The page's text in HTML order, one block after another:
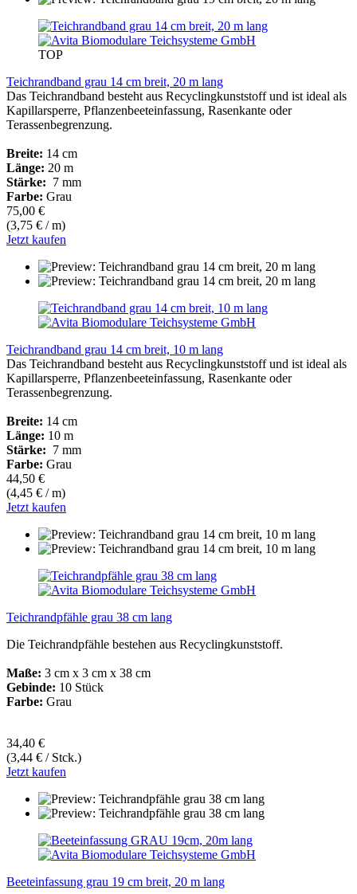
TOP
Teichrandband grau 14 cm breit, 20 m lang
Das Teichrandband besteht aus Recyclingkunststoff und ist ideal als
Kapillarsperre, Pflanzenbeeteinfassung, Rasenkante oder
Terassenbegrenzung.
Breite: 14 cm
Länge: 20 m
Stärke: 7 mm
Farbe: Grau
75,00 €
(3,75 € / m)
Jetzt kaufen
Teichrandband grau 14 cm breit, 10 m lang
Das Teichrandband besteht aus Recyclingkunststoff und ist ideal als
Kapillarsperre, Pflanzenbeeteinfassung, Rasenkante oder
Terassenbegrenzung.
Breite: 14 cm
Länge: 10 m
Stärke: 7 mm
Farbe: Grau
44,50 €
(4,45 € / m)
Jetzt kaufen
Teichrandpfähle grau 38 cm lang
Die Teichrandpfähle bestehen aus Recyclingkunststoff.
Maße: 3 cm x 3 cm x 38 cm
Gebinde: 10 Stück
Farbe: Grau
34,40 €
(3,44 € / Stck.)
Jetzt kaufen
Beeteinfassung grau 19 cm breit, 20 m lang